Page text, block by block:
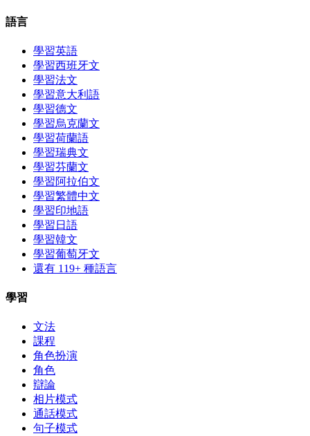
語言
學習英語
學習西班牙文
學習法文
學習意大利語
學習德文
學習烏克蘭文
學習荷蘭語
學習瑞典文
學習芬蘭文
學習阿拉伯文
學習繁體中文
學習印地語
學習日語
學習韓文
學習葡萄牙文
還有 119+ 種語言
學習
文法
課程
角色扮演
角色
辯論
相片模式
通話模式
句子模式